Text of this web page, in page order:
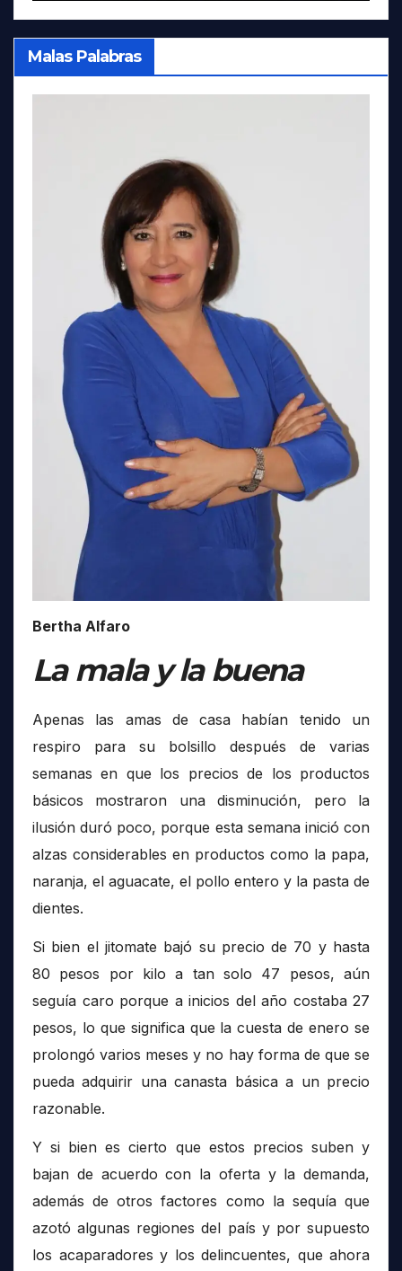
Malas Palabras
Bertha Alfaro
La mala y la buena
Apenas las amas de casa habían tenido un
respiro para su bolsillo después de varias
semanas en que los precios de los productos
básicos mostraron una disminución, pero la
ilusión duró poco, porque esta semana inició con
alzas considerables en productos como la papa,
naranja, el aguacate, el pollo entero y la pasta de
dientes.
Si bien el jitomate bajó su precio de 70 y hasta
80 pesos por kilo a tan solo 47 pesos, aún
seguía caro porque a inicios del año costaba 27
pesos, lo que significa que la cuesta de enero se
prolongó varios meses y no hay forma de que se
pueda adquirir una canasta básica a un precio
razonable.
Y si bien es cierto que estos precios suben y
bajan de acuerdo con la oferta y la demanda,
además de otros factores como la sequía que
azotó algunas regiones del país y por supuesto
los acaparadores y los delincuentes, que ahora